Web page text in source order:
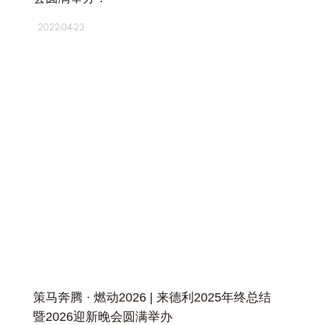
2022-04-23
策马奔腾 · 燃动2026 | 来德利2025年终总结
暨2026迎新晚会圆满举办